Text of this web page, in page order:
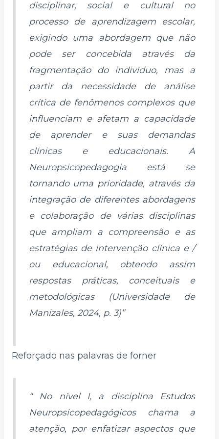
disciplinar, social e cultural no
processo de aprendizagem escolar,
exigindo uma abordagem que não
pode ser concebida através da
fragmentação do indivíduo, mas a
partir da necessidade de análise
crítica de fenômenos complexos que
influenciam e afetam a capacidade
de aprender e suas demandas
clínicas e educacionais. A
Neuropsicopedagogia está se
tornando uma prioridade, através da
integração de diferentes abordagens
e colaboração de várias disciplinas
que ampliam a compreensão e as
estratégias de intervenção clínica e /
ou educacional, obtendo assim
respostas práticas, conceituais e
metodológicas (Universidade de
Manizales, 2024, p. 3)”
Reforçado nas palavras de forner
“ No nível I, a disciplina Estudos
Neuropsicopedagógicos chama a
atenção, por enfatizar aspectos que